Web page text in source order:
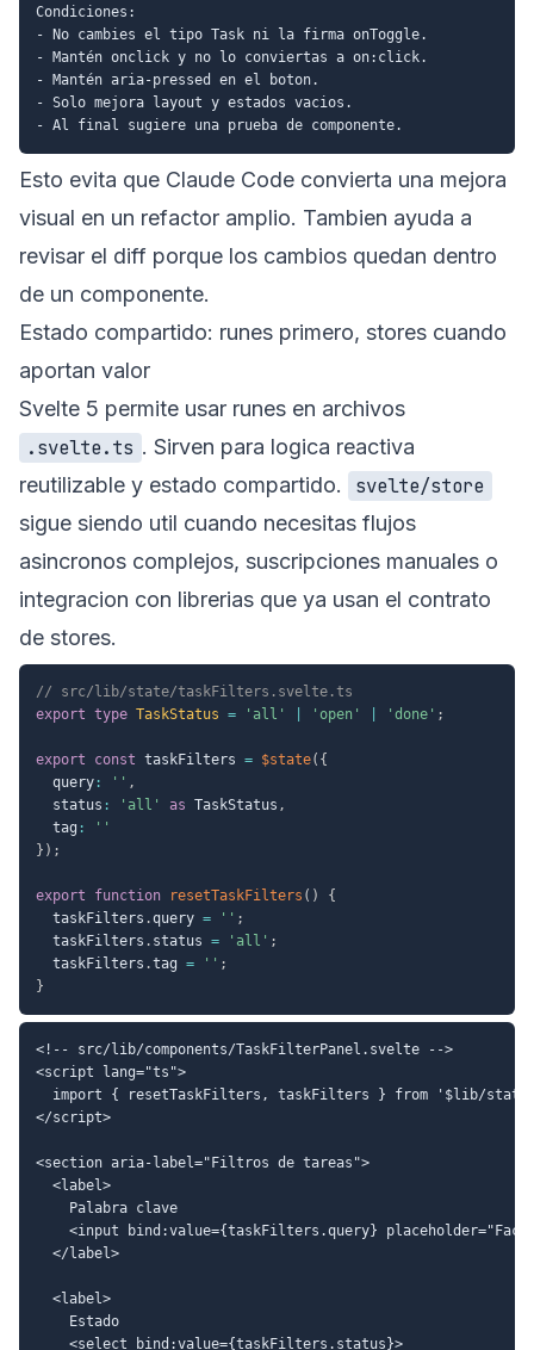
Condiciones:
- No cambies el tipo Task ni la firma onToggle.
- Mantén onclick y no lo conviertas a on:click.
- Mantén aria-pressed en el boton.
- Solo mejora layout y estados vacios.
Esto evita que Claude Code convierta una mejora
visual en un refactor amplio. Tambien ayuda a
revisar el diff porque los cambios quedan dentro
de un componente.
Estado compartido: runes primero, stores cuando
aportan valor
Svelte 5 permite usar runes en archivos
.svelte.ts . Sirven para logica reactiva
reutilizable y estado compartido.
svelte/store
sigue siendo util cuando necesitas flujos
asincronos complejos, suscripciones manuales o
integracion con librerias que ya usan el contrato
de stores.
// src/lib/state/taskFilters.svelte.ts
export type TaskStatus = 'all' 'open' 'done' ;
export const taskFilters = $state( {
  query
: '' ,
  status
: 'all' as TaskStatus ,
  tag
:
''
} ) ;
export function resetTaskFilters ( )
{
  taskFilters
.query = '' ;
  taskFilters
. status = 'all' ;
  taskFilters
.tag = '' ;
}
<!-- src/lib/components/TaskFilterPanel.svelte -->
<script lang="ts">
import { resetTaskFilters, taskFilters } from '$lib/
</script>
<section aria-label="Filtros de tareas">
  <label>
    Palabra clave
<input bind:value={taskFilters.query}
  </label>
  <label>
    Estado
    <select bind:value={taskFilters.status}>